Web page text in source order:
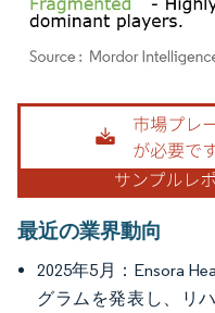
画像 © Mordor Intelligence。再
最近の業界動向
2025年5月：Ensora
グラムを発表し、リ